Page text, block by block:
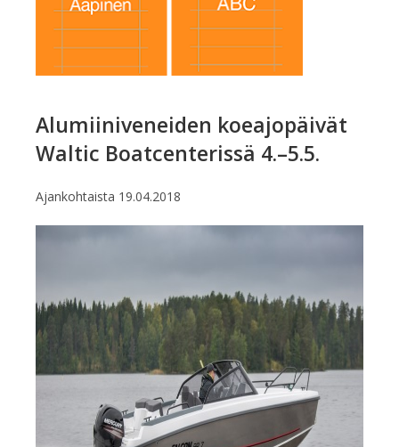
Alumiiniveneiden koeajopäivät
Waltic Boatcenterissä 4.–5.5.
Ajankohtaista 19.04.2018